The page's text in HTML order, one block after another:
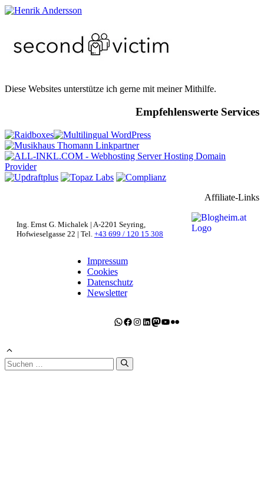
Diese Websites unterstütze ich gerne mit meiner Mithilfe.
Empfehlenswerte Services
Affiliate-Links
Ing. Ernst G. Michalek | A-2201 Seyring,
Hofwieselgasse 22 | Tel. +43 699 / 120 15 308
Impressum
Cookies
Datenschutz
Newsletter
WhatsApp
Facebook
Instagram
LinkedIn
Mastodon
YouTube
Flickr
Suchen
nach: